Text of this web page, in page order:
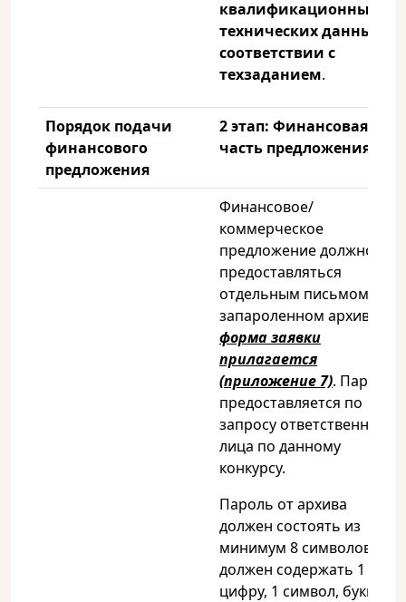
квалификационных и
технических данных в
соответствии с
техзаданием.
Порядок подачи
финансового
предложения
2 этап: Финансовая
часть предложения:
Финансовое/
коммерческое
предложение должно
предоставляться
отдельным письмом в
запароленном архиве,
форма заявки
прилагается
(приложение 7). Пароль
предоставляется по
запросу ответственного
лица по данному
конкурсу.
Пароль от архива
должен состоять из
минимум 8 символов и
должен содержать 1
цифру, 1 символ, буквы